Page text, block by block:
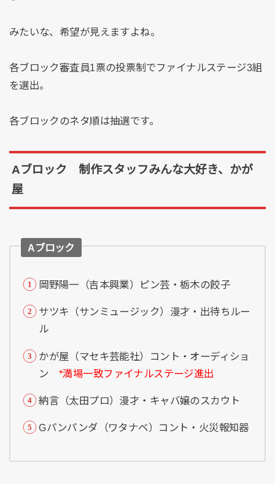
みたいな、希望が見えますよね。
各ブロック審査員1票の投票制でファイナルステージ3組
を選出。
各ブロックのネタ順は抽選です。
Aブロック 制作スタッフみんな大好き、かが
屋
Aブロック
岡野陽一（吉本興業）ピン芸・栃木の餃子
サツキ（サンミュージック）漫才・出待ちルー
ル
かが屋（マセキ芸能社）コント・オーディショ
ン*満場一致ファイナルステージ進出
納言（太田プロ）漫才・キャバ嬢のスカウト
Gパンパンダ（ワタナベ）コント・火災報知器